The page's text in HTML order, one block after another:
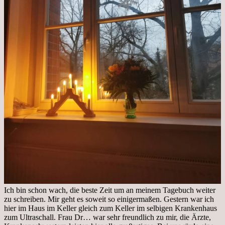
Ich bin schon wach, die beste Zeit um an meinem Tagebuch weiter
zu schreiben. Mir geht es soweit so einigermaßen. Gestern war ich
hier im Haus im Keller gleich zum Keller im selbigen Krankenhaus
zum Ultraschall. Frau Dr… war sehr freundlich zu mir, die Ärzte,